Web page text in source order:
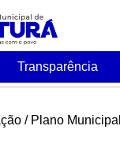
Transparência
/ Plano